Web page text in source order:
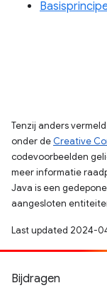
Tenzij anders
onder de Creative
codevoorbeelden
meer informatie
Java is een
aangesloten
Last updated 2024-
Bijdragen